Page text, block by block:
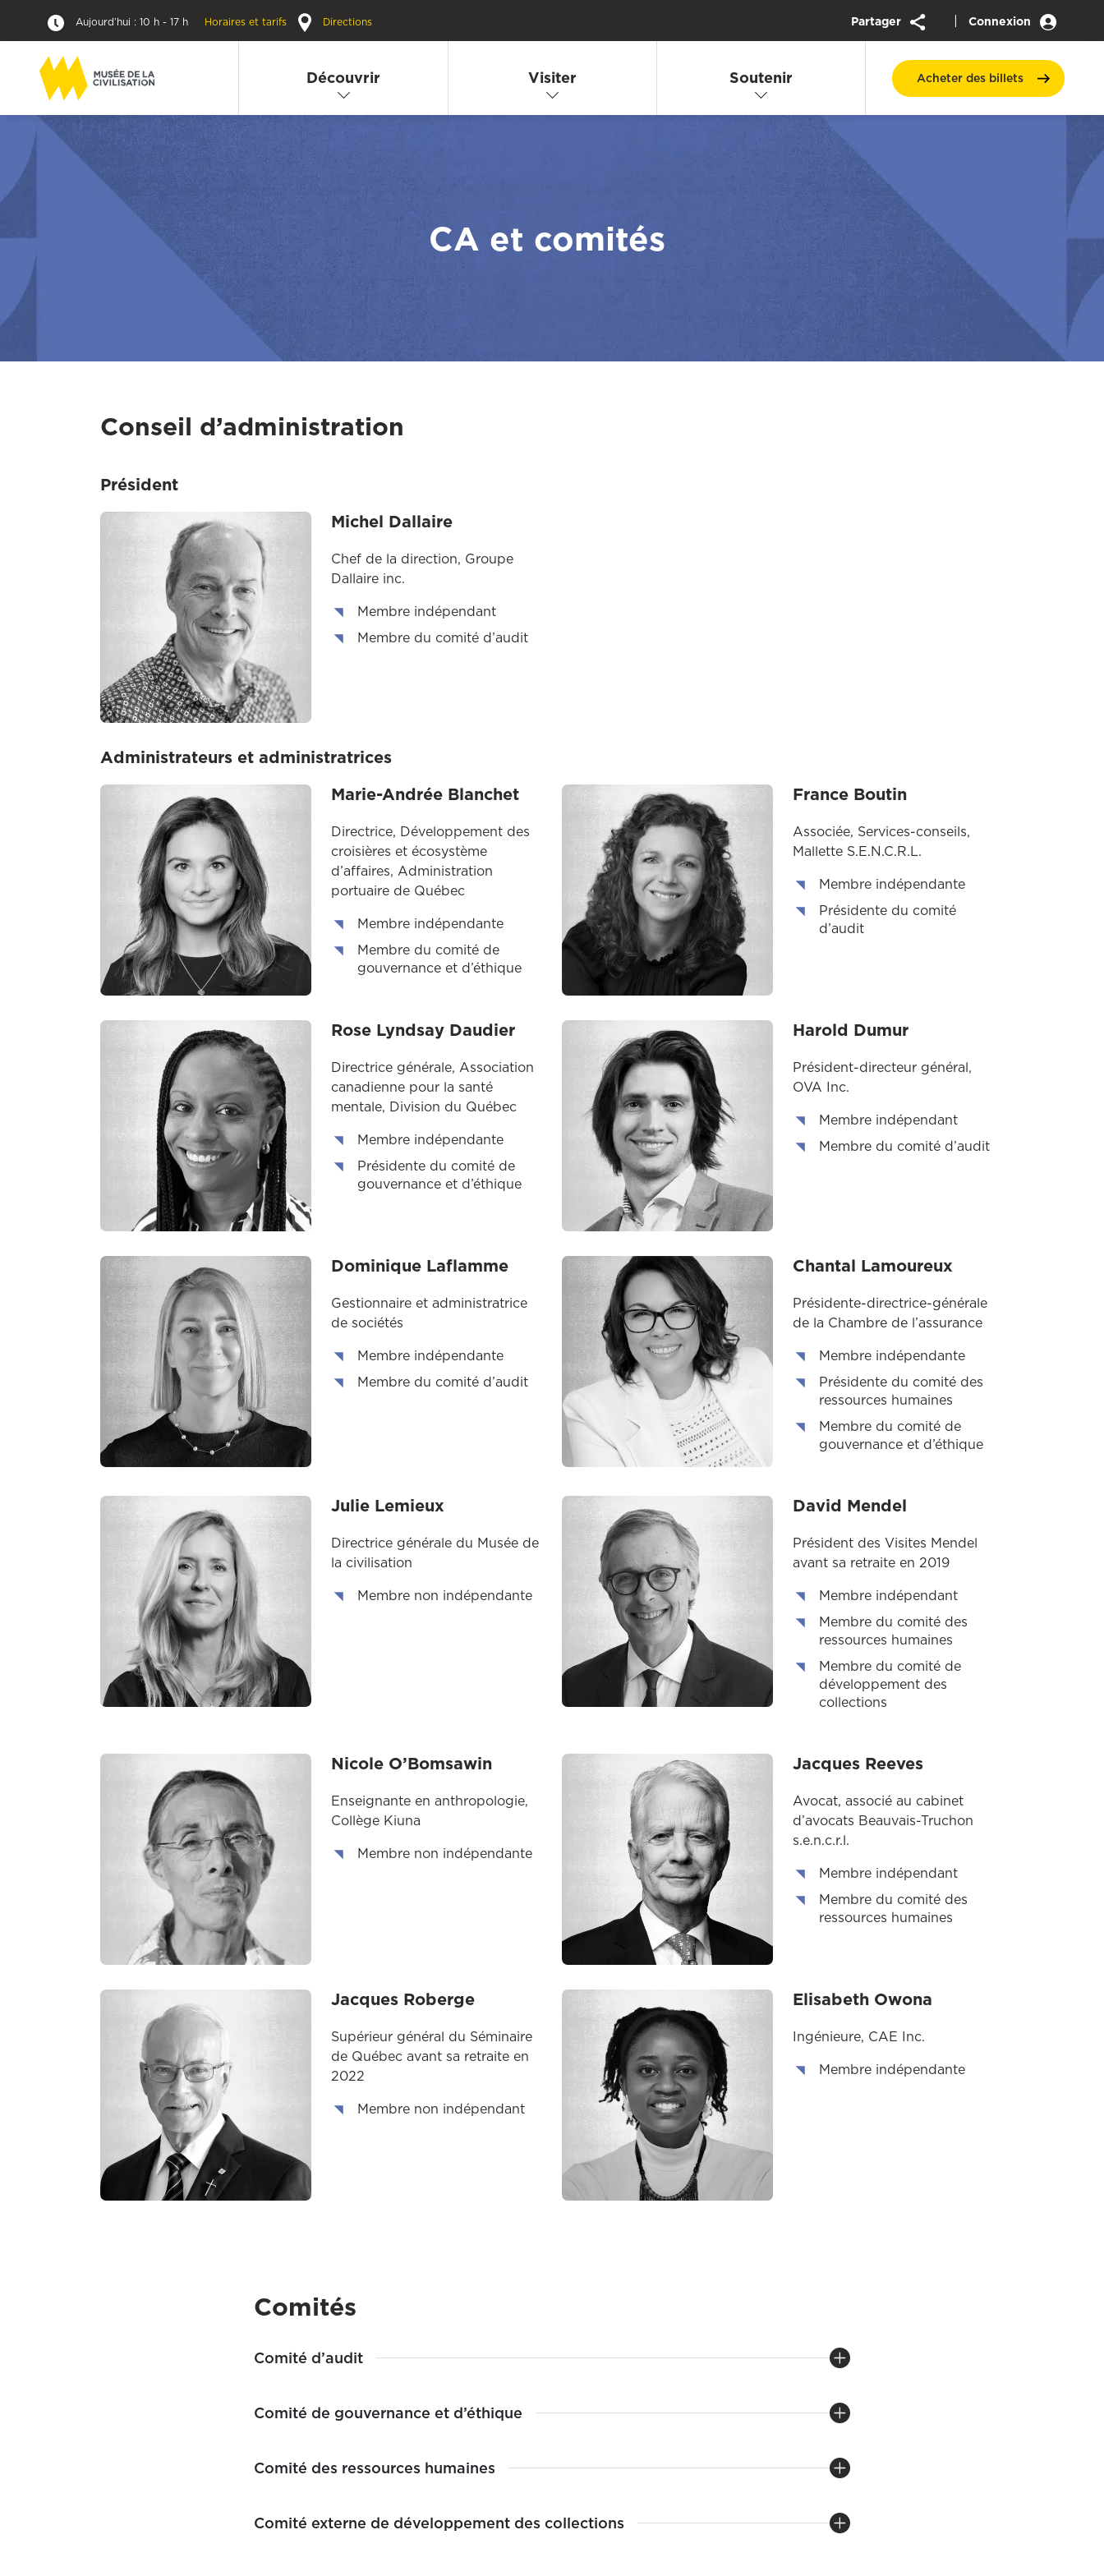
Aujourd’hui : 10 h - 17 h Horaires et tarifs Directions Partager | Connexion
Découvrir Visiter Soutenir Acheter desbillets
CA et comités
Conseil d’administration
Président
Michel Dallaire
Chef de la direction, Groupe
Dallaire inc.
Membre indépendant
Membre du comité d’audit
Administrateurs et administratrices
Marie-Andrée Blanchet
Directrice, Développement des
croisières et écosystème
d’affaires, Administration
portuaire de Québec
Membre indépendante
Membre du comité de
gouvernance et d’éthique
France Boutin
Associée, Services-conseils,
Mallette S.E.N.C.R.L.
Membre indépendante
Présidente du comité
d’audit
Rose Lyndsay Daudier
Directrice générale, Association
canadienne pour la santé
mentale, Division du Québec
Membre indépendante
Présidente du comité de
gouvernance et d’éthique
Harold Dumur
Président-directeur général,
OVA Inc.
Membre indépendant
Membre du comité d’audit
Dominique Laflamme
Gestionnaire et administratrice
de sociétés
Membre indépendante
Membre du comité d’audit
Chantal Lamoureux
Présidente-directrice-générale
de la Chambre de l’assurance
Membre indépendante
Présidente du comité des
ressources humaines
Membre du comité de
gouvernance et d’éthique
Julie Lemieux
Directrice générale du Musée de
la civilisation
Membre non indépendante
David Mendel
Président des Visites Mendel
avant sa retraite en 2019
Membre indépendant
Membre du comité des
ressources humaines
Membre du comité de
développement des
collections
Nicole O’Bomsawin
Enseignante en anthropologie,
Collège Kiuna
Membre non indépendante
Jacques Reeves
Avocat, associé au cabinet
d’avocats Beauvais-Truchon
s.e.n.c.r.l.
Membre indépendant
Membre du comité des
ressources humaines
Jacques Roberge
Supérieur général du Séminaire
de Québec avant sa retraite en
2022
Membre non indépendant
Elisabeth Owona
Ingénieure, CAE Inc.
Membre indépendante
Comités
Comité d’audit
Comité de gouvernance et d’éthique
Comité des ressources humaines
Comité externe de développement des collections